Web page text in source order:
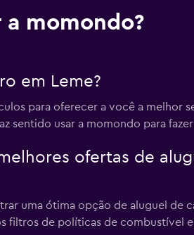
a momondo?
em Leme?
para oferecer a você a melhor
sentido usar a momondo para fazer
ofertas de
uma ótima opção de aluguel de
filtros de políticas de combustível